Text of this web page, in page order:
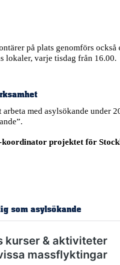
på plats genomförs
lokaler, varje tisdag från 16.00.
med asylsökande under
projektet för
som asylsökande